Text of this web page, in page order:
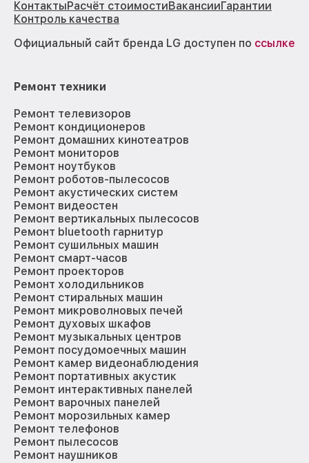
КонтактыРасчёт стоимостиВакансииГарантии
Контроль качества
Официальный сайт бренда LG доступен по ссылке
Ремонт техники
Ремонт телевизоров
Ремонт кондиционеров
Ремонт домашних кинотеатров
Ремонт мониторов
Ремонт ноутбуков
Ремонт роботов-пылесосов
Ремонт акустических систем
Ремонт видеостен
Ремонт вертикальных пылесосов
Ремонт bluetooth гарнитур
Ремонт сушильных машин
Ремонт смарт-часов
Ремонт проекторов
Ремонт холодильников
Ремонт стиральных машин
Ремонт микроволновых печей
Ремонт духовых шкафов
Ремонт музыкальных центров
Ремонт посудомоечных машин
Ремонт камер видеонаблюдения
Ремонт портативных акустик
Ремонт интерактивных панелей
Ремонт варочных панелей
Ремонт морозильных камер
Ремонт телефонов
Ремонт пылесосов
Ремонт наушников